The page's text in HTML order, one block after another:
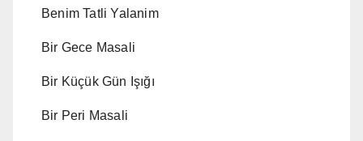
Benim Tatli Yalanim
Bir Gece Masali
Bir Küçük Gün Işığı
Bir Peri Masali